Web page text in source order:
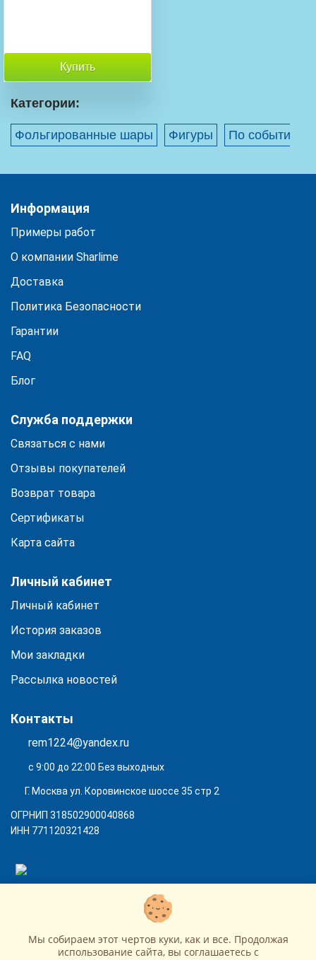
Купить
Категории:
Фольгированные шары Фигуры По событиям
Информация
Примеры работ
О компании Sharlime
Доставка
Политика Безопасности
Гарантии
FAQ
Блог
Служба поддержки
Связаться с нами
Отзывы покупателей
Возврат товара
Сертификаты
Карта сайта
Личный кабинет
Личный кабинет
История заказов
Мои закладки
Рассылка новостей
Контакты
rem1224@yandex.ru
с 9:00 до 22:00 Без выходных
Г. Москва ул. Коровинское шоссе 35 стр 2
ОГРНИП 318502900040868
ИНН 771120321428
(с) 2015 - 2026 “SharLime”, копирование контента запрещено и
Мы собираем этот чертов куки, как и все. Продолжая
использование сайта, вы соглашаетесь c